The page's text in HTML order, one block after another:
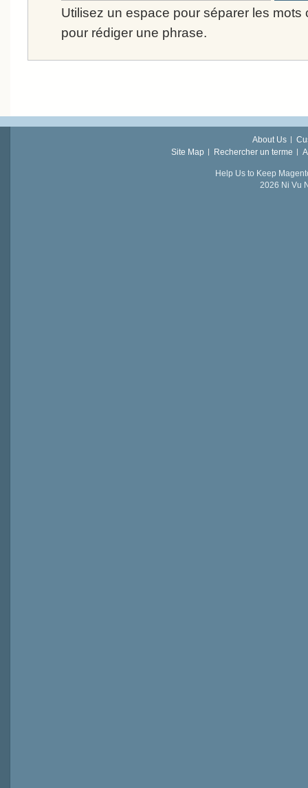
Utilisez un espace pour séparer les mots
pour rédiger une phrase.
About Us
Site Map
Rechercher un terme
Help Us to Keep
2026 Ni Vu